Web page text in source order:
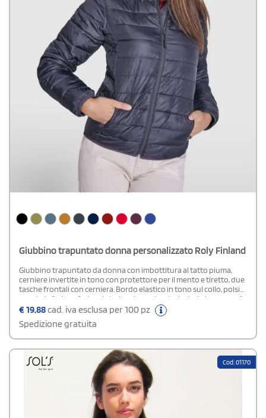
Giubbino trapuntato donna personalizzato Roly Finland
Giubbino trapuntato da donna con imbottitura al tatto piuma,
cerniere invertite in tono con protettore per il mento e tiretto, due
tasche frontali con cerniera. Bordo elastico in tono sul collo, polsini
e parte inferiore, fodera interiore in contrasto, include borsa per il
trasporto. Un capo d'abigliamento multifuzione. Preparati per il
freddo con la giacca FINLAND WOMAN di Roly leggera, con fodera
interna a contrasto e collo alto, è l'opzione migliore per
combattere il freddo. Etichetta rimovibile.Disponibile modello
€19,88cad. iva esclusa per 100 pz
Spedizione gratuita
Cod: 01170